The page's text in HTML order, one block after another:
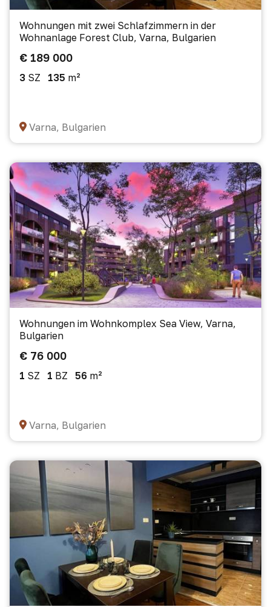
Wohnungen mit zwei Schlafzimmern in der
Wohnanlage Forest Club, Varna, Bulgarien
€ 189 000
3 SZ 135 m²
Varna, Bulgarien
Wohnungen im Wohnkomplex Sea View, Varna,
Bulgarien
€ 76 000
1 SZ 1 BZ 56 m²
Varna, Bulgarien